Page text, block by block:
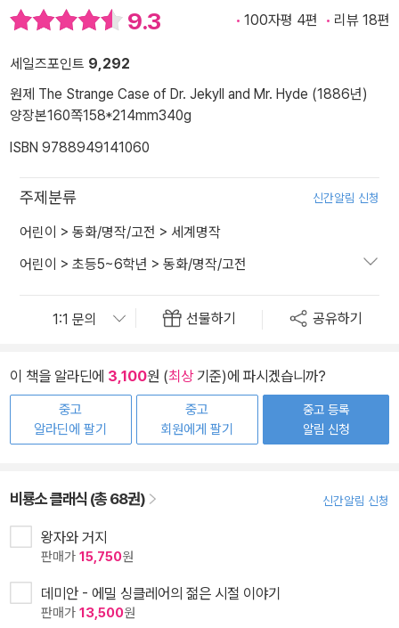
9.3 100자평 4편 리뷰 18편
세일즈포인트 9,292
원제 The Strange Case of Dr. Jekyll and Mr. Hyde (1886년)
양장본160쪽158*214mm340g
ISBN 9788949141060
주제분류 신간알림 신청
어린이 > 동화/명작/고전 > 세계명작
어린이 > 초등5~6학년 > 동화/명작/고전
선물하기 공유하기
이 책을 알라딘에 3,100원 (최상기준)에 파시겠습니까?
중고
알라딘에 팔기
중고
회원에게 팔기
중고 등록
알림 신청
비룡소 클래식 (총 68권) 신간알림 신청
왕자와 거지
판매가 15,750원
데미안 - 에밀 싱클레어의 젊은 시절 이야기
판매가 13,500원